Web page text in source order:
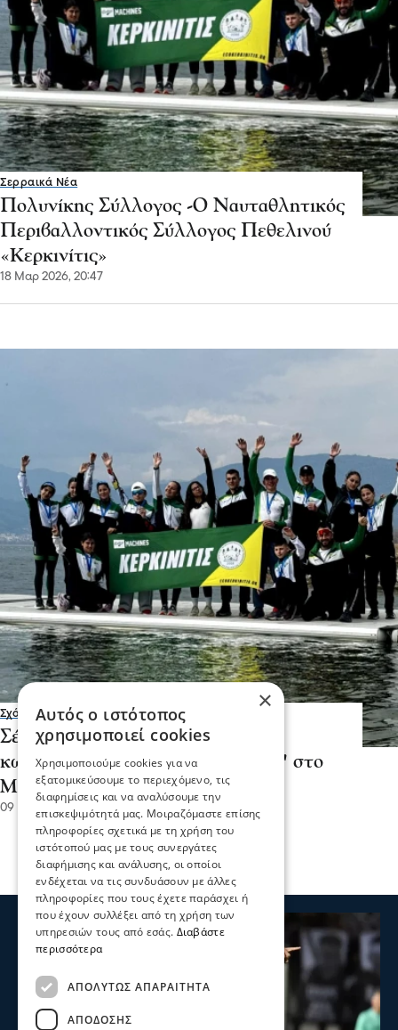
Σερραικά Νέα
Πολυνίκης Σύλλογος -Ο Ναυταθλητικός
Περιβαλλοντικός Σύλλογος Πεθελινού
«Κερκινίτις»
18 Μαρ 2026, 20:47
Σχόλια και...άλλα
Σέρρες - Στο βάθρο οι αθλητές
κωπηλασίας από τον "Κερκινίτις" στο
Μαυροχώρι Καστοριάς
09 Μαρ 2026, 11:16
×
Αυτός ο ιστότοπος
χρησιμοποιεί cookies
Χρησιμοποιούμε cookies για να
εξατομικεύσουμε το περιεχόμενο, τις
διαφημίσεις και να αναλύσουμε την
επισκεψιμότητά μας. Μοιραζόμαστε επίσης
πληροφορίες σχετικά με τη χρήση του
ιστότοπού μας με τους συνεργάτες
διαφήμισης και ανάλυσης, οι οποίοι
ενδέχεται να τις συνδυάσουν με άλλες
πληροφορίες που τους έχετε παράσχει ή
που έχουν συλλέξει από τη χρήση των
υπηρεσιών τους από εσάς. Διαβάστε
περισσότερα
ΑΠΟΛΎΤΩΣ ΑΠΑΡΑΊΤΗΤΑ
ΑΠΌΔΟΣΗΣ